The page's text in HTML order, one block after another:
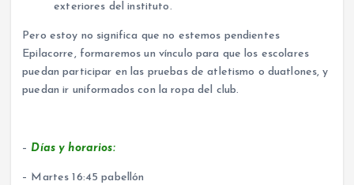
exteriores del instituto.
Pero estoy no significa que no estemos pendientes
Epilacorre, formaremos un vínculo para que los escolares
puedan participar en las pruebas de atletismo o duatlones, y
puedan ir uniformados con la ropa del club.
– Días y horarios:
– Martes 16:45 pabellón